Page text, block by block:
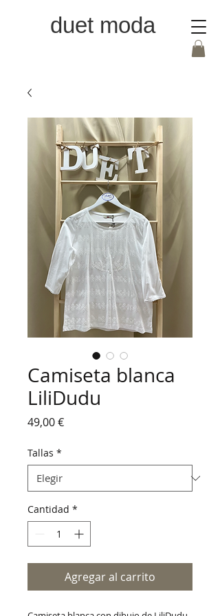
duet moda
Camiseta blanca
LiliDudu
49,00 €Precio
Tallas *
Cantidad *
Agregar al carrito